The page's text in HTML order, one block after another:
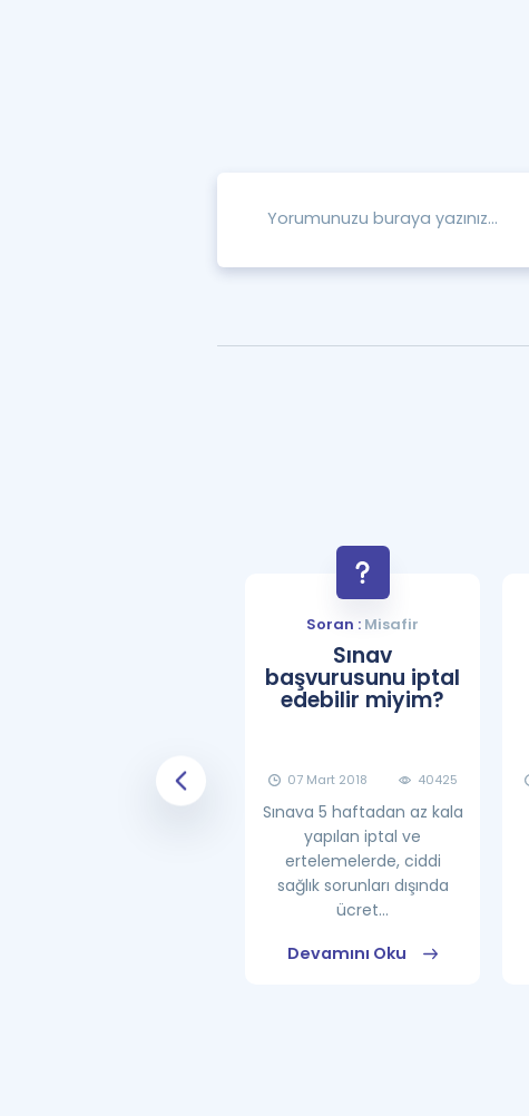
25861
Soran : Misafir
Sınav
başvurusunu iptal
edebilir miyim?
07 Mart 2018 40425
Sınava 5 haftadan az kala
yapılan iptal ve
ertelemelerde, ciddi
sağlık sorunları dışında
ücret...
Devamını Oku